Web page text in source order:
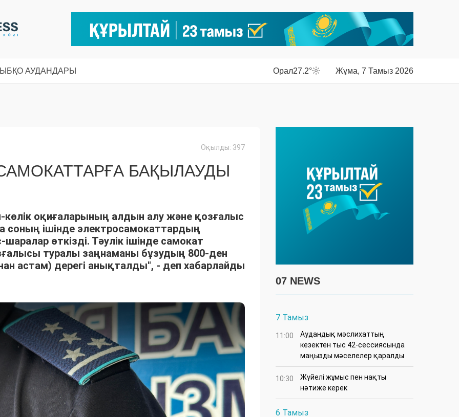
БҚО АУДАНДАРЫ Орал27.2° Жұма, 7 Тамыз 2026
Оқылды: 397
БАҚЫЛАУДЫ
оқиғаларының алдын алу және қозғалыс
соның ішінде электросамокаттардың
өткізді. Тәулік ішінде самокат
туралы заңнаманы бұзудың 800-ден
астам) дерегі анықталды", - деп хабарлайды
07 NEWS
7 Тамыз
11:00
Аудандық мәслихаттың
кезектен тыс 42-сессиясында
маңызды мәселелер қаралды
10:30
Жүйелі жұмыс пен нақты
нәтиже керек
6 Тамыз